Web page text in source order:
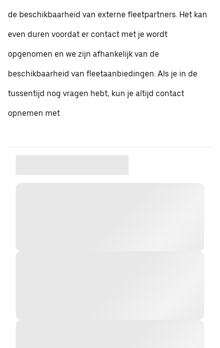
de beschikbaarheid van externe fleetpartners. Het kan
even duren voordat er contact met je wordt
opgenomen en we zijn afhankelijk van de
beschikbaarheid van fleetaanbiedingen. Als je in de
tussentijd nog vragen hebt, kun je altijd contact
opnemen met